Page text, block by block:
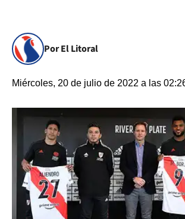
Por El Litoral
Miércoles, 20 de julio de 2022 a las